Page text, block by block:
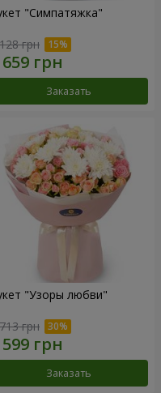
"Симпатяжка"
грн
Заказать
"Узоры любви"
грн
Заказать